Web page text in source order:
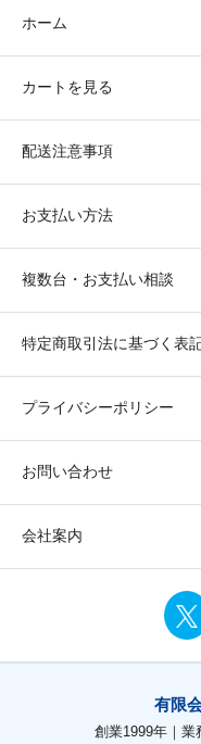
ホーム
カートを見る
配送注意事項
お支払い方法
複数台・お支払い相談
特定商取引法に基づく表
プライバシーポリシー
お問い合わせ
会社案内
有限
創業1999年｜業